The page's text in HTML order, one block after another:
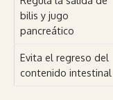
bilis y jugo
pancreático
Evita el regreso del
contenido intestinal